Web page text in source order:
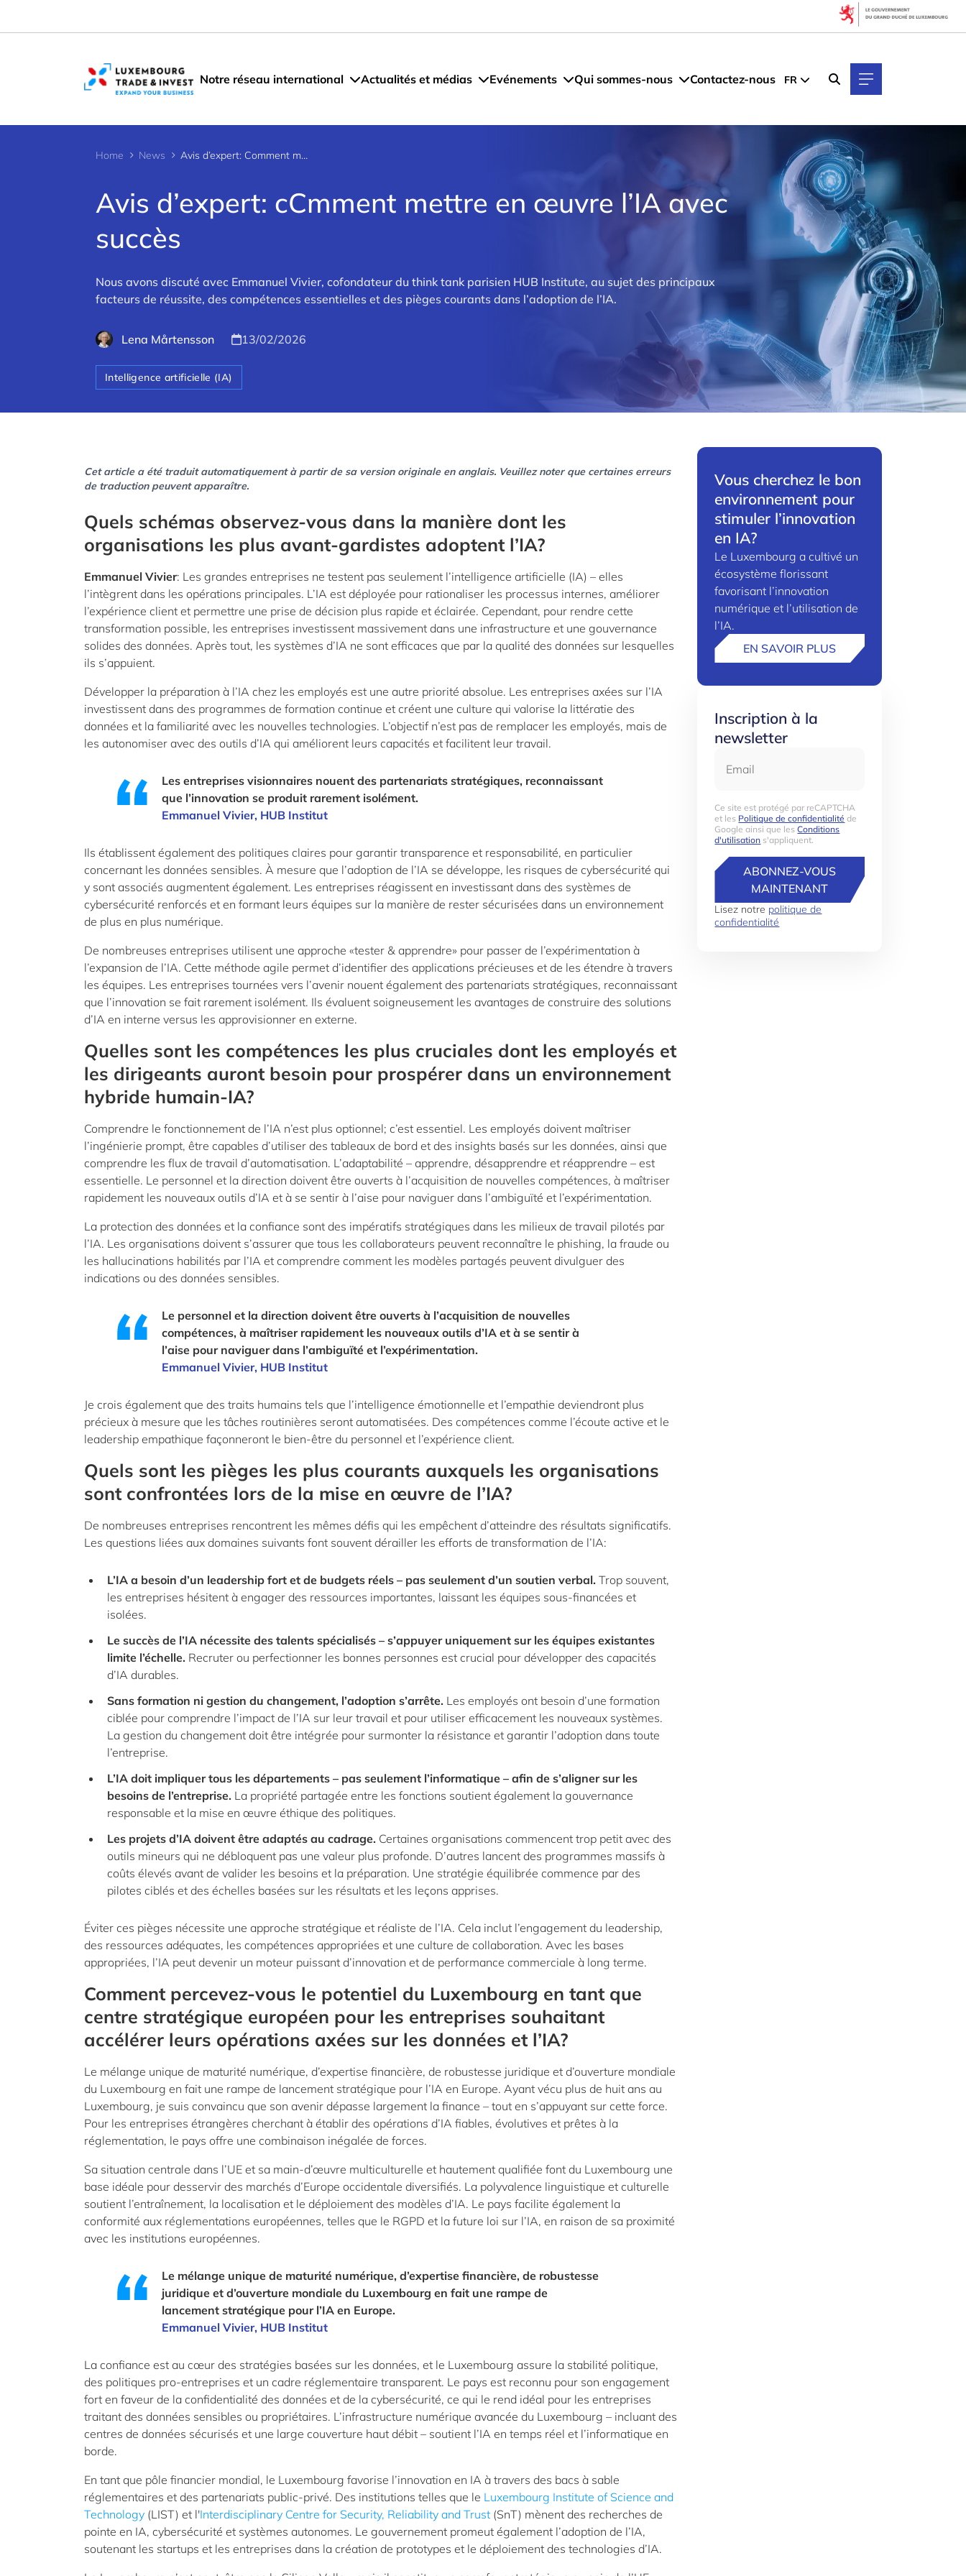
Notre réseau international Actualités et médias Evénements Qui sommes-nous Contactez-nous FR
Home News Avis d’expert: Comment mettre en œuvre l’IA avec succès
Avis d’expert: cCmment mettre en œuvre l’IA avec
succès
Nous avons discuté avec Emmanuel Vivier, cofondateur du think tank parisien HUB Institute, au sujet des principaux
facteurs de réussite, des compétences essentielles et des pièges courants dans l’adoption de l’IA.
Lena Mårtensson 13/02/2026
Intelligence artificielle (IA)
Cet article a été traduit automatiquement à partir de sa version originale en anglais. Veuillez noter que certaines erreurs
de traduction peuvent apparaître.
Quels schémas observez-vous dans la manière dont les
organisations les plus avant-gardistes adoptent l’IA?
Emmanuel Vivier: Les grandes entreprises ne testent pas seulement l’intelligence artificielle (IA) – elles
l’intègrent dans les opérations principales. L’IA est déployée pour rationaliser les processus internes, améliorer
l’expérience client et permettre une prise de décision plus rapide et éclairée. Cependant, pour rendre cette
transformation possible, les entreprises investissent massivement dans une infrastructure et une gouvernance
solides des données. Après tout, les systèmes d’IA ne sont efficaces que par la qualité des données sur lesquelles
ils s’appuient.
Développer la préparation à l’IA chez les employés est une autre priorité absolue. Les entreprises axées sur l’IA
investissent dans des programmes de formation continue et créent une culture qui valorise la littératie des
données et la familiarité avec les nouvelles technologies. L’objectif n’est pas de remplacer les employés, mais de
les autonomiser avec des outils d’IA qui améliorent leurs capacités et facilitent leur travail.
Les entreprises visionnaires nouent des partenariats stratégiques, reconnaissant
que l’innovation se produit rarement isolément.
Emmanuel Vivier, HUB Institut
Ils établissent également des politiques claires pour garantir transparence et responsabilité, en particulier
concernant les données sensibles. À mesure que l’adoption de l’IA se développe, les risques de cybersécurité qui
y sont associés augmentent également. Les entreprises réagissent en investissant dans des systèmes de
cybersécurité renforcés et en formant leurs équipes sur la manière de rester sécurisées dans un environnement
de plus en plus numérique.
De nombreuses entreprises utilisent une approche «tester & apprendre» pour passer de l’expérimentation à
l’expansion de l’IA. Cette méthode agile permet d’identifier des applications précieuses et de les étendre à travers
les équipes. Les entreprises tournées vers l’avenir nouent également des partenariats stratégiques, reconnaissant
que l’innovation se fait rarement isolément. Ils évaluent soigneusement les avantages de construire des solutions
d’IA en interne versus les approvisionner en externe.
Quelles sont les compétences les plus cruciales dont les employés et
les dirigeants auront besoin pour prospérer dans un environnement
hybride humain-IA?
Comprendre le fonctionnement de l’IA n’est plus optionnel; c’est essentiel. Les employés doivent maîtriser
l’ingénierie prompt, être capables d’utiliser des tableaux de bord et des insights basés sur les données, ainsi que
comprendre les flux de travail d’automatisation. L’adaptabilité – apprendre, désapprendre et réapprendre – est
essentielle. Le personnel et la direction doivent être ouverts à l’acquisition de nouvelles compétences, à maîtriser
rapidement les nouveaux outils d’IA et à se sentir à l’aise pour naviguer dans l’ambiguïté et l’expérimentation.
La protection des données et la confiance sont des impératifs stratégiques dans les milieux de travail pilotés par
l’IA. Les organisations doivent s’assurer que tous les collaborateurs peuvent reconnaître le phishing, la fraude ou
les hallucinations habilités par l’IA et comprendre comment les modèles partagés peuvent divulguer des
indications ou des données sensibles.
Le personnel et la direction doivent être ouverts à l’acquisition de nouvelles
compétences, à maîtriser rapidement les nouveaux outils d’IA et à se sentir à
l’aise pour naviguer dans l’ambiguïté et l’expérimentation.
Emmanuel Vivier, HUB Institut
Je crois également que des traits humains tels que l’intelligence émotionnelle et l’empathie deviendront plus
précieux à mesure que les tâches routinières seront automatisées. Des compétences comme l’écoute active et le
leadership empathique façonneront le bien-être du personnel et l’expérience client.
Quels sont les pièges les plus courants auxquels les organisations
sont confrontées lors de la mise en œuvre de l’IA?
De nombreuses entreprises rencontrent les mêmes défis qui les empêchent d’atteindre des résultats significatifs.
Les questions liées aux domaines suivants font souvent dérailler les efforts de transformation de l’IA:
L’IA a besoin d’un leadership fort et de budgets réels – pas seulement d’un soutien verbal. Trop souvent,
les entreprises hésitent à engager des ressources importantes, laissant les équipes sous-financées et
isolées.
Le succès de l’IA nécessite des talents spécialisés – s’appuyer uniquement sur les équipes existantes
limite l’échelle. Recruter ou perfectionner les bonnes personnes est crucial pour développer des capacités
d’IA durables.
Sans formation ni gestion du changement, l’adoption s’arrête. Les employés ont besoin d’une formation
ciblée pour comprendre l’impact de l’IA sur leur travail et pour utiliser efficacement les nouveaux systèmes.
La gestion du changement doit être intégrée pour surmonter la résistance et garantir l’adoption dans toute
l’entreprise.
L’IA doit impliquer tous les départements – pas seulement l’informatique – afin de s’aligner sur les
besoins de l’entreprise. La propriété partagée entre les fonctions soutient également la gouvernance
responsable et la mise en œuvre éthique des politiques.
Les projets d’IA doivent être adaptés au cadrage. Certaines organisations commencent trop petit avec des
outils mineurs qui ne débloquent pas une valeur plus profonde. D’autres lancent des programmes massifs à
coûts élevés avant de valider les besoins et la préparation. Une stratégie équilibrée commence par des
pilotes ciblés et des échelles basées sur les résultats et les leçons apprises.
Éviter ces pièges nécessite une approche stratégique et réaliste de l’IA. Cela inclut l’engagement du leadership,
des ressources adéquates, les compétences appropriées et une culture de collaboration. Avec les bases
appropriées, l’IA peut devenir un moteur puissant d’innovation et de performance commerciale à long terme.
Comment percevez-vous le potentiel du Luxembourg en tant que
centre stratégique européen pour les entreprises souhaitant
accélérer leurs opérations axées sur les données et l’IA?
Le mélange unique de maturité numérique, d’expertise financière, de robustesse juridique et d’ouverture mondiale
du Luxembourg en fait une rampe de lancement stratégique pour l’IA en Europe. Ayant vécu plus de huit ans au
Luxembourg, je suis convaincu que son avenir dépasse largement la finance – tout en s’appuyant sur cette force.
Pour les entreprises étrangères cherchant à établir des opérations d’IA fiables, évolutives et prêtes à la
réglementation, le pays offre une combinaison inégalée de forces.
Sa situation centrale dans l’UE et sa main-d’œuvre multiculturelle et hautement qualifiée font du Luxembourg une
base idéale pour desservir des marchés d’Europe occidentale diversifiés. La polyvalence linguistique et culturelle
soutient l’entraînement, la localisation et le déploiement des modèles d’IA. Le pays facilite également la
conformité aux réglementations européennes, telles que le RGPD et la future loi sur l’IA, en raison de sa proximité
avec les institutions européennes.
Le mélange unique de maturité numérique, d’expertise financière, de robustesse
juridique et d’ouverture mondiale du Luxembourg en fait une rampe de
lancement stratégique pour l’IA en Europe.
Emmanuel Vivier, HUB Institut
La confiance est au cœur des stratégies basées sur les données, et le Luxembourg assure la stabilité politique,
des politiques pro-entreprises et un cadre réglementaire transparent. Le pays est reconnu pour son engagement
fort en faveur de la confidentialité des données et de la cybersécurité, ce qui le rend idéal pour les entreprises
traitant des données sensibles ou propriétaires. L’infrastructure numérique avancée du Luxembourg – incluant des
centres de données sécurisés et une large couverture haut débit – soutient l’IA en temps réel et l’informatique en
borde.
En tant que pôle financier mondial, le Luxembourg favorise l’innovation en IA à travers des bacs à sable
réglementaires et des partenariats public-privé. Des institutions telles que le Luxembourg Institute of Science and
Technology (LIST) et l'Interdisciplinary Centre for Security, Reliability and Trust (SnT) mènent des recherches de
pointe en IA, cybersécurité et systèmes autonomes. Le gouvernement promeut également l’adoption de l’IA,
soutenant les startups et les entreprises dans la création de prototypes et le déploiement des technologies d’IA.
Vous cherchez le bon
environnement pour
stimuler l’innovation
en IA?
Le Luxembourg a cultivé un
écosystème florissant
favorisant l’innovation
numérique et l’utilisation de
l’IA.
EN SAVOIR PLUS
Inscription à la
newsletter
Ce site est protégé par reCAPTCHA
et les Politique de confidentialité de
Google ainsi que lesConditions
d'utilisation s'appliquent.
ABONNEZ-VOUS
MAINTENANT
Lisez notre politique de
confidentialité